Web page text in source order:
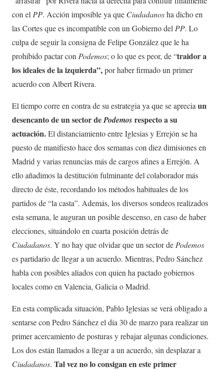
con el PP. Acción imposible ya que Ciudadanosha dicho en
las Cortes que es incompatible con un Gobierno del PP. Lo
culpa de seguir la consigna de Felipe González que le ha
prohibido pactar con Podemos; o lo que es peor, de “traidor a
los ideales de la izquierda”,por haber firmado un primer
acuerdo con Albert Rivera.
El tiempo corre en contra de su estrategia ya que se aprecia un
desencanto de un sector dePodemosrespecto a su
actuación.El distanciamiento entre Iglesias y Errejón se ha
puesto de manifiesto hace dos semanas con diez dimisiones en
Madrid y varias renuncias más de cargos afines a Errejón. A
ello añadimos la destitución fulminante del colaborador más
directo de éste, recordando los métodos habituales de los
partidos de “la casta”. Además, los diversos sondeos realizados
esta semana, le auguran un posible descenso, en caso de haber
elecciones, situándolo en cuarta posición detrás de
Ciudadanos. Y no hay que olvidar que un sector de Podemos
es partidario de llegar a un acuerdo. Mientras, Pedro Sánchez
habla con posibles aliados con quien ha pactado gobiernos
locales como en Valencia, Galicia o Madrid.
En esta complicada situación, Pablo Iglesias se verá obligado a
sentarse con Pedro Sánchez el día 30 de marzo para realizar un
primer acercamiento de posturas y rebajar algunas condiciones.
Los dos están llamados a llegar a un acuerdo, sin desplazar a
Ciudadanos. Tal vez no lo consigan en este primer